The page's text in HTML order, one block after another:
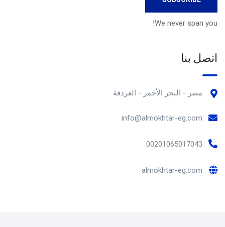
We never span you!
اتصل بنا
مصر - البحر الأحمر - الغردقة
info@almokhtar-eg.com
00201065017043
almokhtar-eg.com